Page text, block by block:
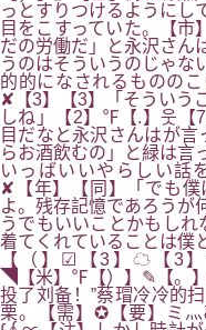
っとすりつけるようにし
目をこすっていた。【
だの労働だ」と永沢さん
うのはそういうのじゃな
的的になされるものの
✘【3】【3】「そういう
しね」【2】℉【.】웃【
目だなと永沢さんはが
らお酒飲むの」と緑は言
いっばいいやらしい話
✘【年】【同】「でも僕
よ。残存記憶であろうが
うでもいいことかもし
着てくれていることは僕
【（】☑【3】☁【3
◥【米】℉【）】✎【。
投了刘备！”蔡瑁冷冷的
栗。【需】✪【要】ミ